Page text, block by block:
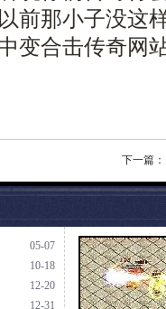
前那小子没这
变合击传奇网
下一篇：
05-07
10-18
12-20
12-31